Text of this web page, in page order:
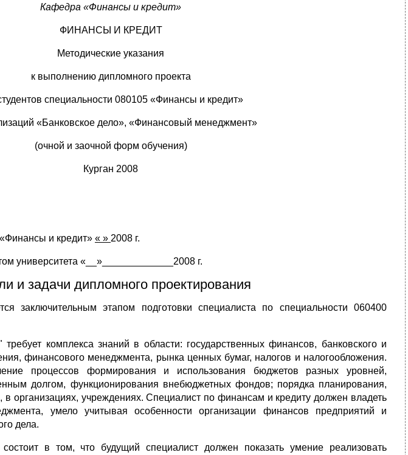
Кафедра «Финансы и кредит»
ФИНАНСЫ И КРЕДИТ
Методические указания
к выполнению дипломного проекта
специальности 080105 «Финансы и кредит»
«Банковское дело», «Финансовый менеджмент»
(очной и заочной форм обучения)
Курган 2008
и кредит» « » 2008 г.
университета «__»_____________2008 г.
и задачи дипломного проектирования
заключительным этапом подго­товки специалиста по специальности 060400
комплекса знаний в об­ласти: государственных финансов, банковского и
финансового менеджмента, рынка ценных бумаг, налогов и налогообложения.
процессов формирования и использования бюджетов разных уровней,
долгом, функционирования внебюджетных фондов; порядка планирования,
в ор­ганизациях, учреждениях. Специалист по финансам и кредиту должен владеть
умело учитывая осо­бенности организации финансов предприятий и
дела.
в том, что будущий спе­циалист должен показать умение реализовать